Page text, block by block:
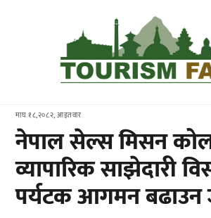
माघ १८,२०८२, आइतवार
नेपाल सेल्स मिसन
व्यापारिक साझेदारी
पर्यटक आगमन बढाउन